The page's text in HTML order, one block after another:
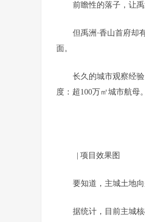
前瞻性的落子，让
但禹洲·香山首府却
面。
长久的城市观察经
度：超100万㎡城市航母。
| 项目效果图
要知道，主城土地
据统计，目前主城